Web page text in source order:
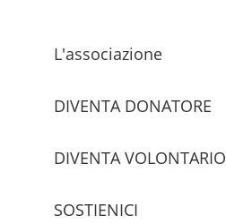
L'associazione
DIVENTA DONATORE
DIVENTA VOLONTARIO
SOSTIENICI